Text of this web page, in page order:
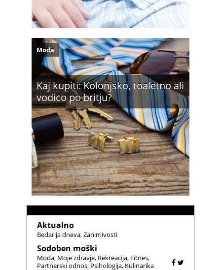
Kaj kupiti: Kolonjsko, toaletno ali
vodico po britju?
Moda
Aktualno
Bedarija dneva Zanimivosti
Sodoben moški
Moda Moje zdravje Rekreacija Fitnes
Partnerski odnos Psihologija Kulinarika